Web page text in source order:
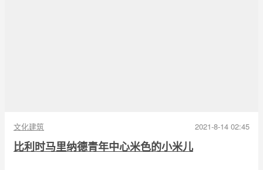
文化建筑 2021-8-14 02:45
比利时马里纳德青年中心米色的小米儿